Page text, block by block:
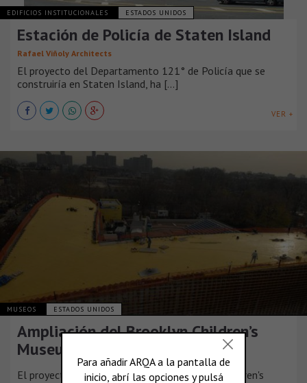
EDIFICIOS INSTITUCIONALES ESTADOS UNIDOS
Estación de Policía de Staten Island
Rafael Viñoly Architects
El proyecto del Departamento 121° de Policía que se
construiría en Staten Island, ha [...]
VER +
MUSEOS ESTADOS UNIDOS
Ampliación del Brooklyn Children’s
Museum
El proyecto para la ampliación del Brooklyn Children's